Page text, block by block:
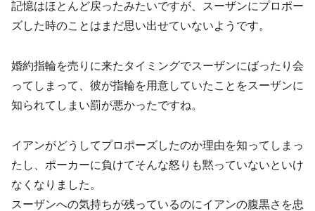
記憶はほとんど戻ったみたいですが、スーザンにプロポー
ズした時のことはまだ思い出せていないようです。
婚約指輪を売りに来たタイミングでスーザンにばったり会
ってしまって、彼が指輪を用意していたことをスーザンに
知られてしまい罰が悪かったですね。
イアンがどうしてプロポーズしたのか理由を知ってしまっ
たし、ポーカーに負けてそんな怒りも黙っていないといけ
なくなりました。
スーザンへの気持ちが残っているのにイアンの腹黒さを忠